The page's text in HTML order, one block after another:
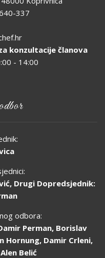
337
konzultacije članova
- 14:00
Drugi Dopredsjednik:
odbora:
Perman, Borislav
Hornung, Damir Crleni,
Belić